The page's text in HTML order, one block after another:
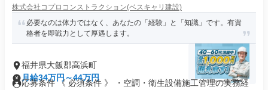
株式会社コプロコンストラクション(ベスキャリ建設)
必要なのは体力ではなく、あなたの「経験」と「知識」です。有資
格者を即戦力として厚遇します。
福井県大飯郡高浜町
月給34万円～44万円
応募条件 《 必須条件 》 ・空調・衛生設備施工管理の実務経